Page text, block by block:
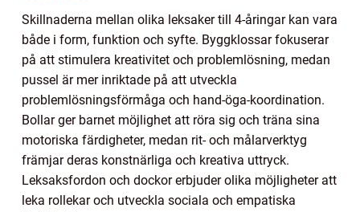
Skillnaderna mellan olika leksaker till 4-åringar kan vara
både i form, funktion och syfte. Byggklossar fokuserar
på att stimulera kreativitet och problemlösning, medan
pussel är mer inriktade på att utveckla
problemlösningsförmåga och hand-öga-koordination.
Bollar ger barnet möjlighet att röra sig och träna sina
motoriska färdigheter, medan rit- och målarverktyg
främjar deras konstnärliga och kreativa uttryck.
Leksaksfordon och dockor erbjuder olika möjligheter att
leka rollekar och utveckla sociala och empatiska